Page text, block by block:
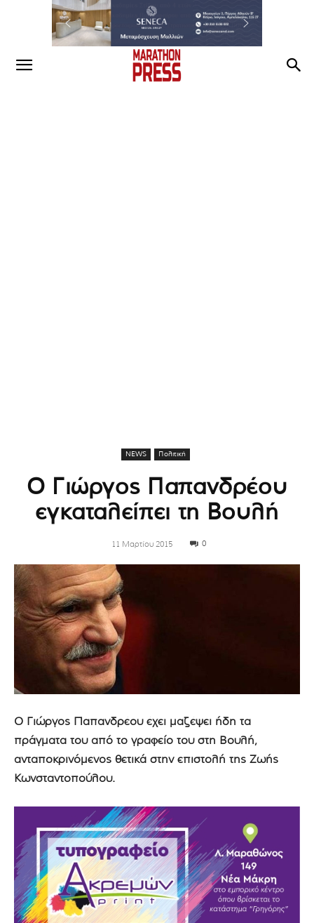
NEWS Πολιτική
Ο Γιώργος Παπανδρέου
εγκαταλείπει τη Βουλή
11 Μαρτίου 2015 0
Ο Γιώργος Παπανδρέου έχει μαζέψει ήδη τα
πράγματα του από το γραφείο του στη Βουλή,
ανταποκρινόμενος θετικά στην επιστολή της Ζωής
Κωνσταντοπούλου.